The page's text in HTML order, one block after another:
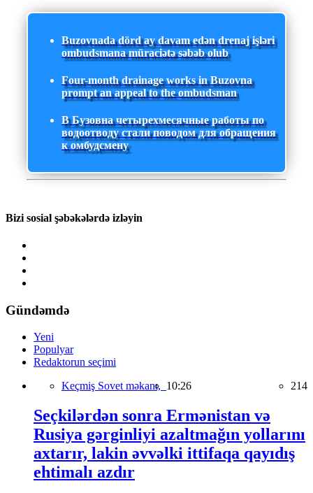
Buzovnada dörd ay davam edən drenaj işləri
ombudsmana müraciətə səbəb olub
Four-month drainage works in Buzovna
prompt an appeal to the ombudsman
В Бузовна четырехмесячные работы по
водоотводу стали поводом для обращения
к омбудсмену
Bizi sosial şəbəkələrdə izləyin
Gündəmdə
Yeni
Populyar
Redaktorun seçimi
Keçmiş Sovet məkanı, 10:26 214
Seçkilərdən sonra Ermənistan və
Rusiya gərginliyi azaltmağın yollarını
axtarır, lakin əvvəlki ittifaqa qayıdış
ehtimalı azdır